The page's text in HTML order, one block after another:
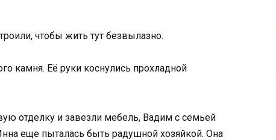
чтобы жить тут безвылазно.
камня. Её руки коснулись прохладной
отделку и завезли мебель, Вадим с семьей
еще пыталась быть радушной хозяйкой. Она